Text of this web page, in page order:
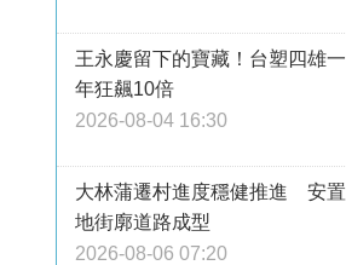
王永慶留下的寶藏！台塑四雄一
年狂飆10倍
2026-08-04 16:30
大林蒲遷村進度穩健推進 安置
地街廓道路成型
2026-08-06 07:20